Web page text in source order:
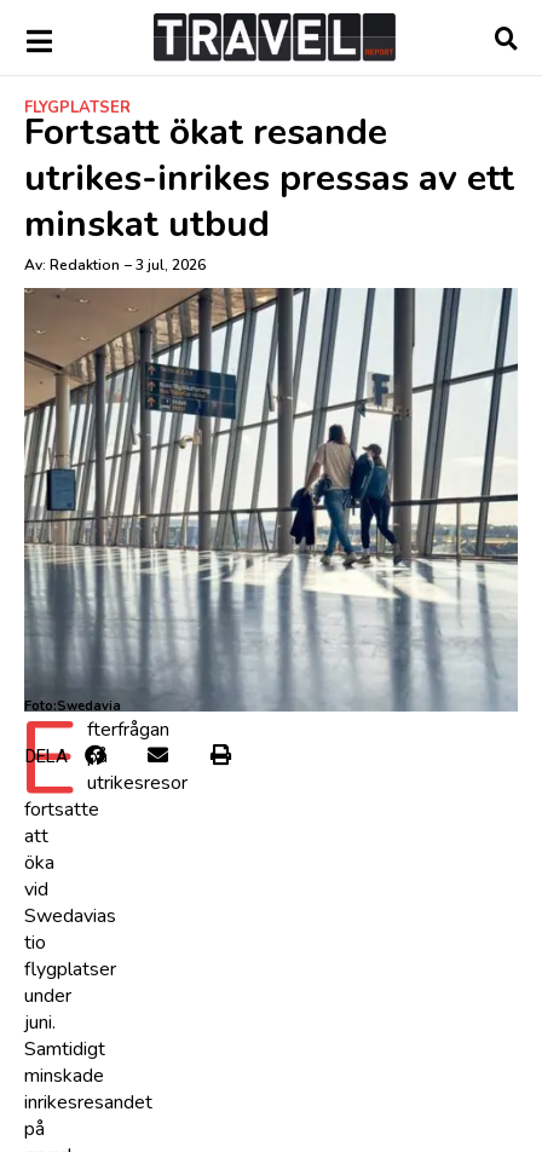
FLYGPLATSER
Fortsatt ökat resande
utrikes-inrikes pressas av ett
minskat utbud
Av: Redaktion –3 jul, 2026
Foto:Swedavia
E fterfrågan
på
utrikesresor
fortsatte
att
öka
vid
Swedavias
tio
flygplatser
under
juni.
Samtidigt
minskade
inrikesresandet
på
DELA